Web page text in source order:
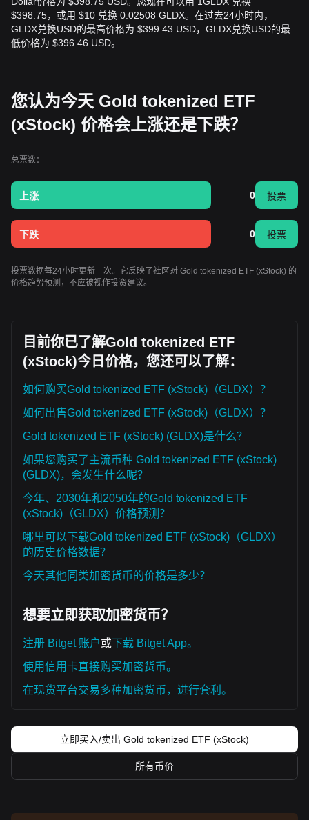
$398.75，或用 $10 兑换 0.02508 GLDX。在过去24小时内，
GLDX兑换USD的最高价格为 $399.43 USD，GLDX兑换USD的最
低价格为 $396.46 USD。
您认为今天 Gold tokenized ETF
(xStock) 价格会上涨还是下跌？
总票数：
上涨 0 投票
下跌 0 投票
投票数据每24小时更新一次。它反映了社区对 Gold tokenized ETF (xStock) 的
价格趋势预测，不应被视作投资建议。
目前你已了解Gold tokenized ETF
(xStock)今日价格，您还可以了解：
如何购买Gold tokenized ETF (xStock)（GLDX）？
如何出售Gold tokenized ETF (xStock)（GLDX）？
Gold tokenized ETF (xStock) (GLDX)是什么？
如果您购买了主流币种 Gold tokenized ETF (xStock)
(GLDX)，会发生什么呢？
今年、2030年和2050年的Gold tokenized ETF
(xStock)（GLDX）价格预测？
哪里可以下载Gold tokenized ETF (xStock)（GLDX）
的历史价格数据？
今天其他同类加密货币的价格是多少？
想要立即获取加密货币？
注册 Bitget 账户或下载 Bitget App。
使用信用卡直接购买加密货币。
在现货平台交易多种加密货币，进行套利。
立即买入/卖出 Gold tokenized ETF (xStock)
所有币价